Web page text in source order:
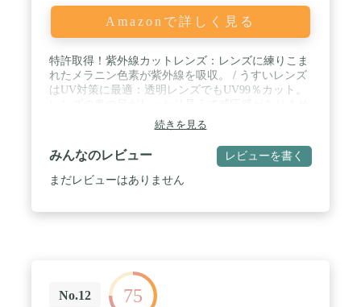
Amazonで詳しく見る
特許取得！紫外線カットレンズ：レンズに練りこま
れたメラニン色素が紫外線を吸収。 / うすいレンズ
はUV対策に最適：透明レンズでもUV99％カット。
ん。 / ブルーライトカットで見る物がくっきり：散
乱しやすいブルーライトをカットすることで視界が
より鮮明に。 / おしゃれで女性的な印象に：メガネ
の前枠はやさしい印象でかけられるオーバルシェイ
プ。 / 自然由来のやさしい生地：上質なアセテート
続きを見る
みんなのレビュー レビューを書く
まだレビューはありません
No.12 75